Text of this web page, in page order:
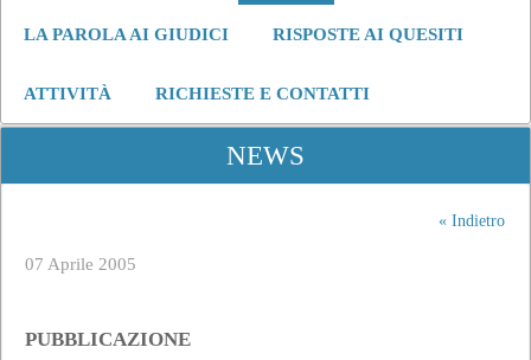
LA PAROLA AI GIUDICI RISPOSTE AI QUESITI
ATTIVITÀ RICHIESTE E CONTATTI
NEWS
« Indietro
07 Aprile 2005
PUBBLICAZIONE